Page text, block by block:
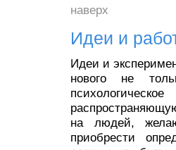
наверх
Идеи и
Идеи и
нового не
на людей,
приобрести